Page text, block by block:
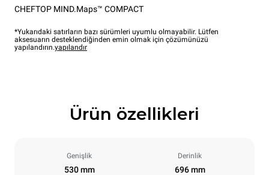
CHEFTOP MIND.Maps™ COMPACT
*Yukarıdaki satırların bazı sürümleri uyumlu olmayabilir. Lütfen
aksesuarın desteklendiğinden emin olmak için çözümünüzü
yapılandırın.yapılandır
Ürün özellikleri
Genişlik
530 mm
Derinlik
696 mm